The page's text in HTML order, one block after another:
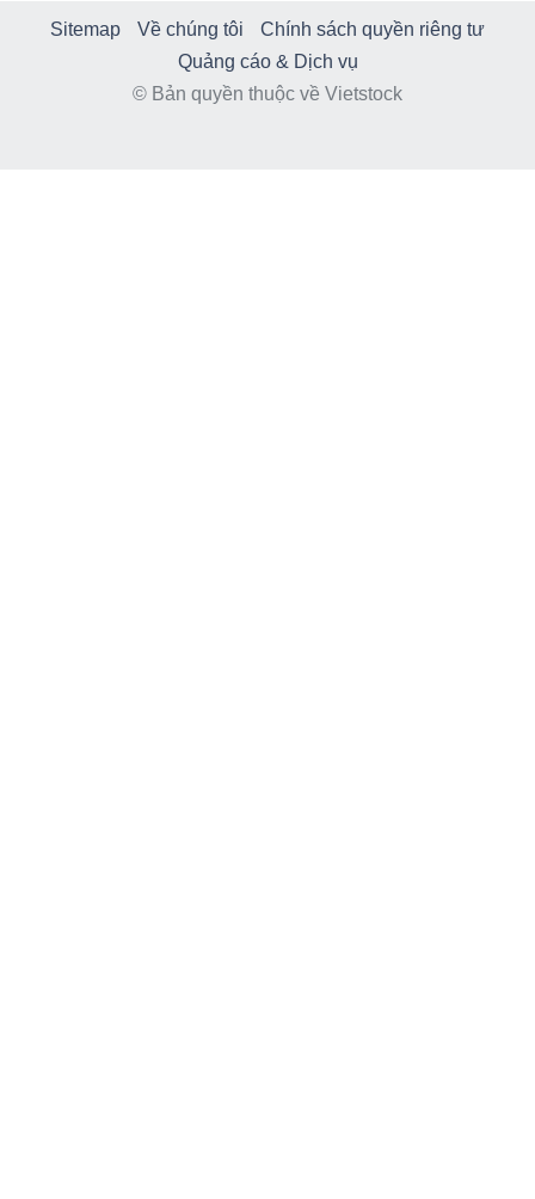
Sitemap Về chúng tôi
Chính sách quyền riêng tư
Quảng cáo & Dịch vụ
© Bản quyền thuộc về Vietstock